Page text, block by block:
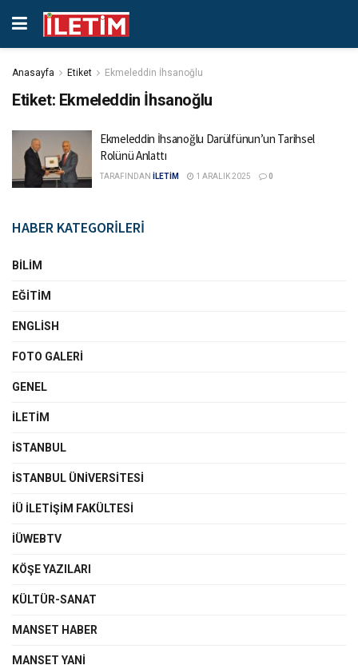
Anasayfa Etiket Ekmeleddin İhsanoğlu
Etiket: Ekmeleddin İhsanoğlu
Ekmeleddin İhsanoğlu Darülfünun’un Tarihsel
Rolünü Anlattı
TARAFINDAN İLETİM 1 ARALIK 2025 0
HABER KATEGORİLERİ
BILIM
EĞITIM
ENGLISH
FOTO GALERI
GENEL
İLETIM
İSTANBUL
İSTANBUL ÜNIVERSITESI
İÜ İLETIŞIM FAKÜLTESI
İÜWEBTV
KÖŞE YAZILARI
KÜLTÜR-SANAT
MANSET HABER
MANSET YANI